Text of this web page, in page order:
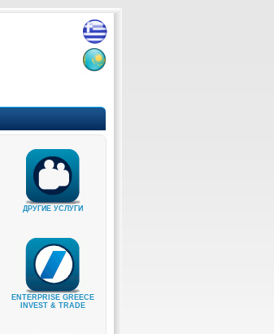
ДРУГИЕ УСЛУГИ
ENTERPRISE GREECE
INVEST & TRADE